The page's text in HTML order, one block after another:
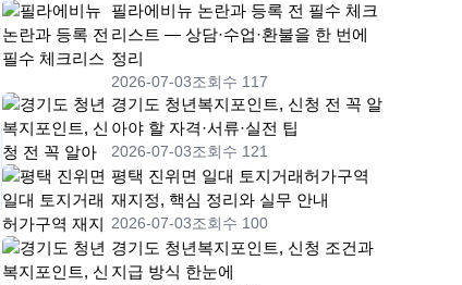
필라에비뉴 논란과 등록 전 필수 체크
리스트 — 상담·수업·환불을 한 번에
정리
2026-07-03조회수 117
경기도 청년복지포인트, 신청 전 꼭 알
아야 할 자격·서류·실전 팁
2026-07-03조회수 121
평택 진위면 일대 토지거래허가구역
재지정, 핵심 정리와 실무 안내
2026-07-03조회수 100
경기도 청년복지포인트, 신청 조건과
지급 방식 한눈에